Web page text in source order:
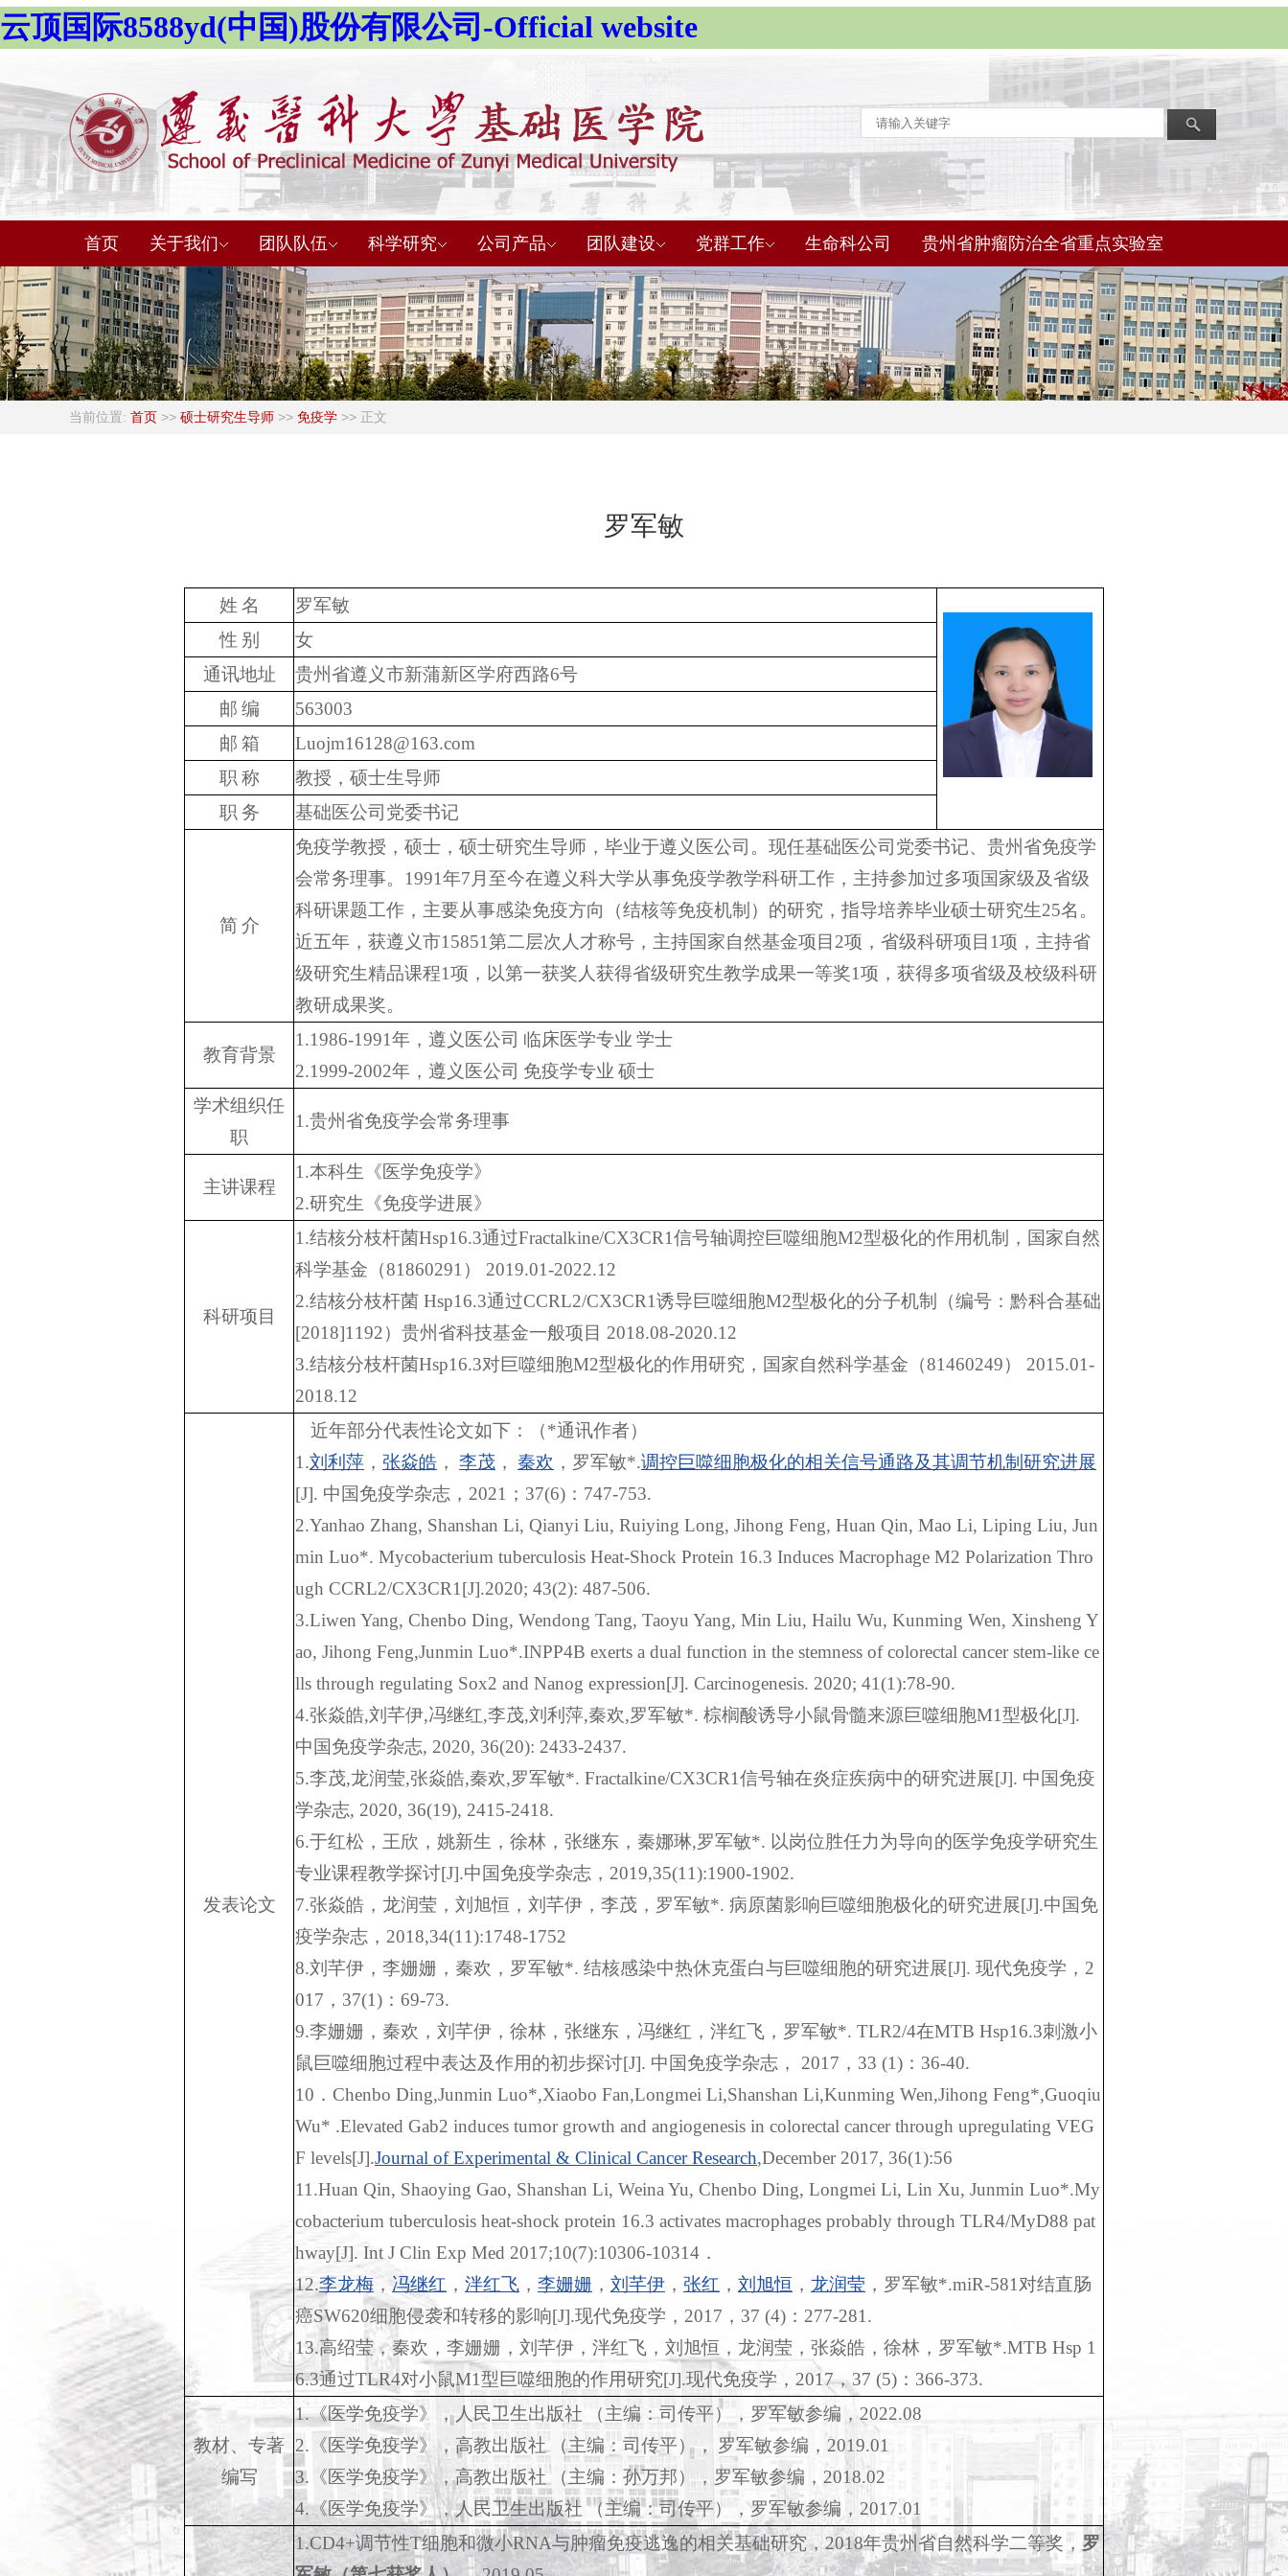
云顶国际8588yd(中国)股份有限公司-Official website
首页 关于我们 团队队伍 科学研究 公司产品 团队建设 党群工作 生命科公司 贵州省肿瘤防治全省重点实验室
当前位置: 首页 >> 硕士研究生导师 >> 免疫学 >> 正文
罗军敏
姓 名
罗军敏
性 别
女
通讯地址
贵州省遵义市新蒲新区学府西路6号
邮 编
563003
邮 箱
Luojm16128@163.com
职 称
教授，硕士生导师
职 务 基础医公司党委书记
简 介
免疫学教授，硕士，硕士研究生导师，毕业于遵义医公司。现任基础医公司党委书记、贵州省免疫学
会常务理事。 1991年7 月至今在遵义科大学从事免疫学教学科研工作，主持参加过多项国家级及省级
科研课题工作，主要从事感染免疫方向（结核等免疫机制）的研究，指导培养毕业硕士研究生25名。
近五年，获遵义市15851 第二层次人才称号，主持国家自然基金项目 2项，省级科研项目 1项，主持省
级研究生精品课程1项，以第一获奖人获得省级研究生教学成果一等奖1项，获得多项省级及校级科研
教研成果奖。
教育背景
1.1986-1991年，遵义医公司 临床医学专业 学士
2.1999-2002年，遵义医公司 免疫学专业 硕士
学术组织任
职
1.贵州省免疫学会常务理事
主讲课程
1.本科生《医学免疫学》
2.研究生《免疫学进展》
科研项目
1.结核分枝杆菌Hsp16.3通过Fractalkine/CX3CR1信号轴调控巨噬细胞M2型极化的作用机制，国家自然
科学基金（81860291 ）
2019.01-2022.12
2.结核分枝杆菌 Hsp16.3通过CCRL2/CX3CR1诱导巨噬细胞M2型极化的分子机制（编号：黔科合基础
[2018]1192）贵州省科技基金一般项目 2018.08-2020.12
3.结核分枝杆菌Hsp16.3对巨噬细胞M2型极化的作用研究，国家自然科学基金（81460249）
2015.01-
2018.12
发表论文
近年部分代表性论文如下：（*通讯作者）
1.刘利萍 ， 张焱皓 ， 李茂 ， 秦欢 ，罗军敏*.调控巨噬细胞极化的相关信号通路及其调节机制研究进展
[J]. 中国免疫学杂志， 2021 ； 37(6) ： 747-753.
2.Yanhao Zhang, Shanshan Li, Qianyi Liu, Ruiying Long, Jihong Feng, Huan Qin, Mao Li, Liping Liu, Jun
min Luo*. Mycobacterium tuberculosis Heat-Shock Protein 16.3 Induces Macrophage M2 Polarization Thro
ugh CCRL2/CX3CR1[J].2020; 43(2): 487-506.
3.Liwen Yang, Chenbo Ding, Wendong Tang, Taoyu Yang, Min Liu, Hailu Wu, Kunming Wen, Xinsheng Y
ao, Jihong Feng,Junmin Luo*.INPP4B exerts a dual function in the stemness of colorectal cancer stem-like ce
lls through regulating Sox2 and Nanog expression[J]. Carcinogenesis. 2020; 41(1):78-90.
4.张焱皓,刘芊伊,冯继红,李茂,刘利萍,秦欢,罗军敏*. 棕榈酸诱导小鼠骨髓来源巨噬细胞M1型极化[J].
中国免疫学杂志, 2020, 36(20): 2433-2437.
5.李茂,龙润莹,张焱皓,秦欢,罗军敏*. Fractalkine/CX3CR1信号轴在炎症疾病中的研究进展[J]. 中国免疫
学杂志, 2020, 36(19), 2415-2418.
6.于红松，王欣，姚新生，徐林，张继东，秦娜琳,罗军敏*. 以岗位胜任力为导向的医学免疫学研究生
专业课程教学探讨[J].中国免疫学杂志， 2019,35(11):1900-1902.
7.张焱皓，龙润莹，刘旭恒，刘芊伊，李茂，罗军敏*. 病原菌影响巨噬细胞极化的研究进展[J].中国免
疫学杂志， 2018,34(11):1748-1752
8.刘芊伊，李姗姗，秦欢，罗军敏*. 结核感染中热休克蛋白与巨噬细胞的研究进展[J]. 现代免疫学， 2
017 ， 37(1) ： 69-73.
9.李姗姗，秦欢，刘芊伊，徐林，张继东，冯继红，泮红飞，罗军敏*. TLR2/4在MTB Hsp16.3刺激小
鼠巨噬细胞过程中表达及作用的初步探讨[J]. 中国免疫学杂志， 2017 ， 33 (1) ： 36-40.
10 ． Chenbo Ding,Junmin Luo*,Xiaobo Fan,Longmei Li,Shanshan Li,Kunming Wen,Jihong Feng*,Guoqiu
Wu* .Elevated Gab2 induces tumor growth and angiogenesis in colorectal cancer through upregulating VEG
F levels[J].Journal of Experimental & Clinical Cancer Research,December 2017, 36(1):56
11.Huan Qin, Shaoying Gao, Shanshan Li, Weina Yu, Chenbo Ding, Longmei Li, Lin Xu, Junmin Luo*.My
cobacterium tuberculosis heat-shock protein 16.3 activates macrophages probably through TLR4/MyD88 pat
hway[J]. Int J Clin Exp Med 2017;10(7):10306-10314 ．
12.李龙梅，冯继红 ， 泮红飞 ， 李姗姗 ， 刘芊伊 ， 张红 ， 刘旭恒 ， 龙润莹 ，罗军敏*.miR-581 对结直肠
癌SW620细胞侵袭和转移的影响[J].现代免疫学， 2017 ， 37 (4) ： 277-281.
13.高绍莹，秦欢，李姗姗，刘芊伊，泮红飞，刘旭恒，龙润莹，张焱皓，徐林，罗军敏*.MTB Hsp 1
6.3通过TLR4对小鼠M1型巨噬细胞的作用研究[J].现代免疫学， 2017，37 (5) ： 366-373.
教材、专著
编写
1.《医学免疫学》，人民卫生出版社 （主编：司传平），罗军敏参编，2022.08
2. 《医学免疫学》，高教出版社 （主编：司传平）， 罗军敏参编， 2019.01
3. 《医学免疫学》，高教出版社 （主编：孙万邦），罗军敏参编， 2018.02
4.《医学免疫学》，人民卫生出版社 （主编：司传平），罗军敏参编， 2017.01
1.CD4+调节性T细胞和微小RNA与肿瘤免疫逃逸的相关基础研究，2018年贵州省自然科学二等奖， 罗